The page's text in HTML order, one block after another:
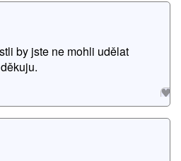
by jste ne mohli udělat